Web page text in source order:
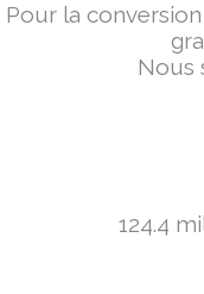
Pour la
Nous
124.4